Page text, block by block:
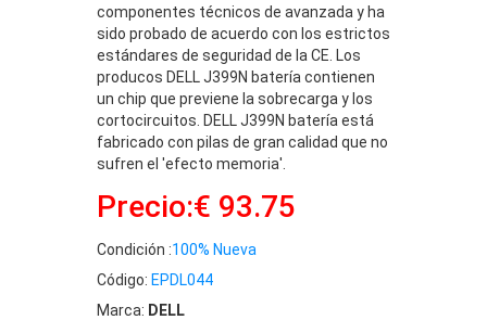
componentes técnicos de avanzada y ha
sido probado de acuerdo con los estrictos
estándares de seguridad de la CE. Los
producos DELL J399N batería contienen
un chip que previene la sobrecarga y los
cortocircuitos. DELL J399N batería está
fabricado con pilas de gran calidad que no
sufren el 'efecto memoria'.
Precio:€ 93.75
Condición :100% Nueva
Código: EPDL044
Marca: DELL